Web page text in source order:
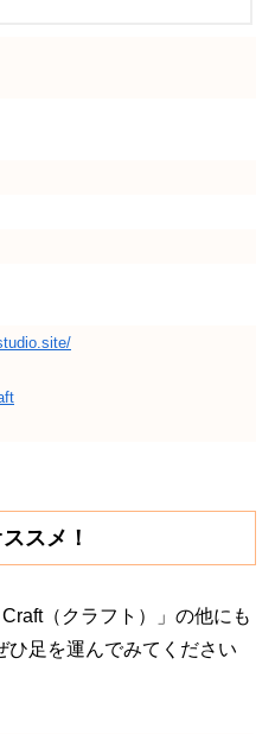
スメ！
（クラフト）」の他にも
ひ足を運んでみてください